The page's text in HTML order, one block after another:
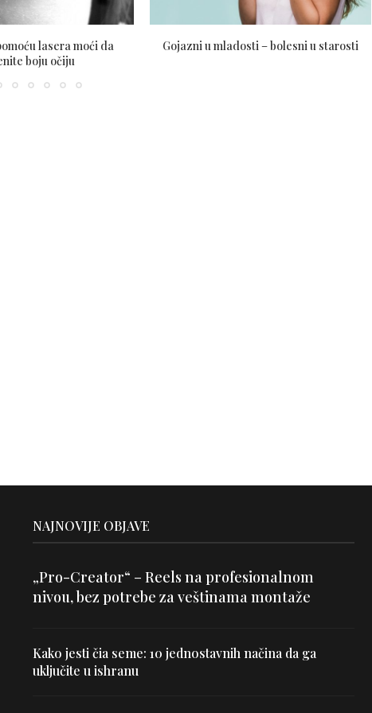
lasera moći da
boju očiju
Gojazni u mladosti – bolesni u starosti
NAJNOVIJE OBJAVE
„Pro-Creator“ – Reels na profesionalnom
nivou, bez potrebe za veštinama montaže
Kako jesti čia seme: 10 jednostavnih načina da ga
uključite u ishranu